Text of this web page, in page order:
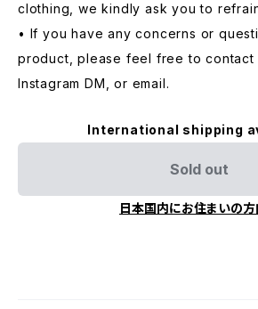
clothing, we kindly ask you to
• If you have any concerns or
product, please feel free to contact
Instagram DM, or email.
International shipping
Sold out
日本国内にお住まいの方